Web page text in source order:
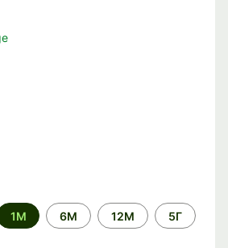
1М 6М 12М 5Г